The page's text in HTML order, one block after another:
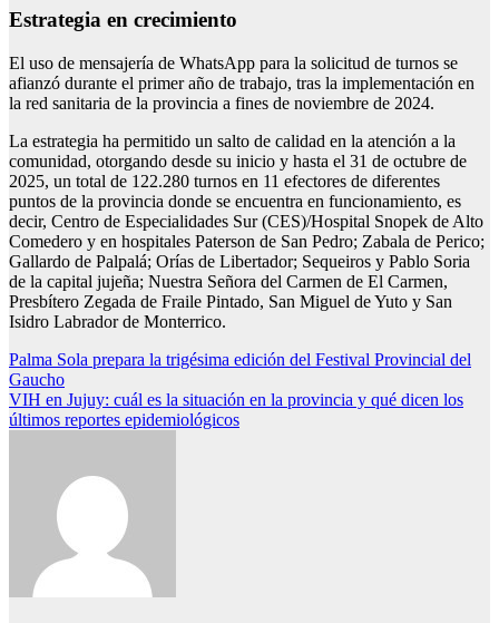
Estrategia en crecimiento
El uso de mensajería de WhatsApp para la solicitud de turnos se
afianzó durante el primer año de trabajo, tras la implementación en
la red sanitaria de la provincia a fines de noviembre de 2024.
La estrategia ha permitido un salto de calidad en la atención a la
comunidad, otorgando desde su inicio y hasta el 31 de octubre de
2025, un total de 122.280 turnos en 11 efectores de diferentes
puntos de la provincia donde se encuentra en funcionamiento, es
decir, Centro de Especialidades Sur (CES)/Hospital Snopek de Alto
Comedero y en hospitales Paterson de San Pedro; Zabala de Perico;
Gallardo de Palpalá; Orías de Libertador; Sequeiros y Pablo Soria
de la capital jujeña; Nuestra Señora del Carmen de El Carmen,
Presbítero Zegada de Fraile Pintado, San Miguel de Yuto y San
Isidro Labrador de Monterrico.
Navegación
de
entradas
Palma Sola prepara la trigésima edición del Festival Provincial del
Gaucho
VIH en Jujuy: cuál es la situación en la provincia y qué dicen los
últimos reportes epidemiológicos